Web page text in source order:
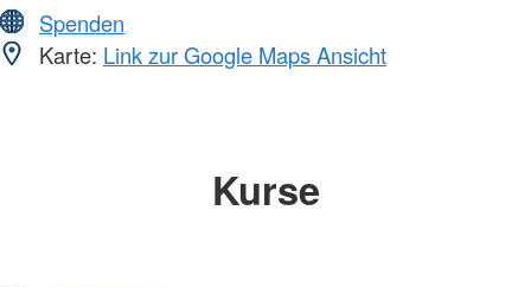
Spenden
Karte: Link zur Google Maps Ansicht
Kurse